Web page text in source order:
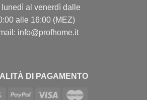
al venerdì dalle
alle 16:00 (MEZ)
info@profhome.it
DI PAGAMENTO